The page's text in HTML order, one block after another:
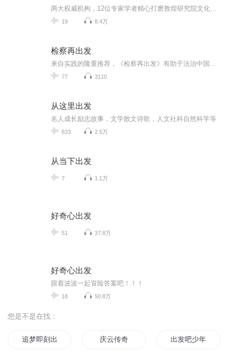
19 8.4万
检察再出发
77 3110
从这里出发
名人成长励志故事，文学散文诗歌，人文社科自然科学等
633 2.5万
从当下出发
7 1.1万
好奇心出发
51 37.8万
好奇心出发
跟着波波一起冒险答案吧！！！
18 50.8万
您是不是在找：
追梦即刻出发 庆云传奇 出发吧少年